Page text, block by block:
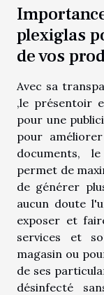
plexiglas
de vos
Avec sa
,le présentoir
pour une
pour
documents,
permet de
de générer
aucun doute
exposer et
services et
magasin ou
de ses
désinfecté